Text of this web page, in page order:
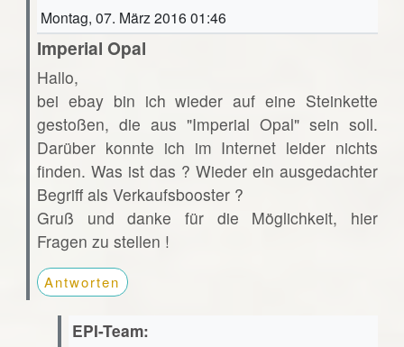
Montag, 07. März 2016 01:46
Imperial Opal
Hallo,
bei ebay bin ich wieder auf eine Steinkette
gestoßen, die aus "Imperial Opal" sein soll.
Darüber konnte ich im Internet leider nichts
finden. Was ist das ? Wieder ein ausgedachter
Begriff als Verkaufsbooster ?
Gruß und danke für die Möglichkeit, hier
Fragen zu stellen !
Antworten
EPI-Team: